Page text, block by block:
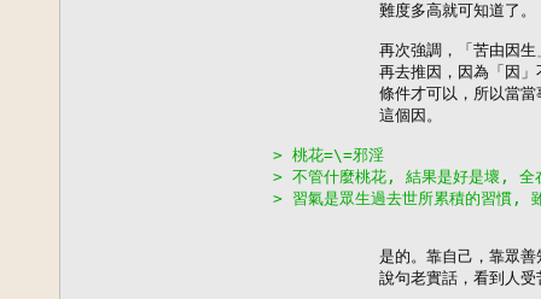
           難度多高就可知道了。
再次強調，「苦由因生
再去推因，因為「因」
條件才可以，所以當當
           這個因。
> 桃花=\=邪淫
> 不管什麼桃花, 結果是好是壞, 全
> 習氣是眾生過去世所累積的習慣,
是的。靠自己，靠眾善
說句老實話，看到人受